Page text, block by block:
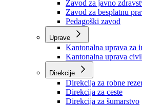
Zavodi
Zavod zdravstvenog
Zavod za javno
Zavod za besplatnu
Pedagoški zavod
Kantonalna uprava za
Kantonalna uprava
Direkcije